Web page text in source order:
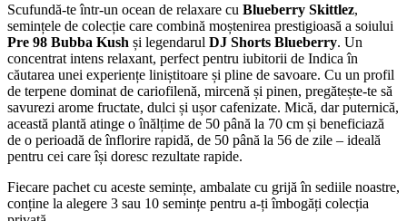
Scufundă-te într-un ocean de relaxare cu Blueberry Skittlez,
semințele de colecție care combină moștenirea prestigioasă a soiului
Pre 98 Bubba Kush și legendarul DJ Shorts Blueberry. Un
concentrat intens relaxant, perfect pentru iubitorii de Indica în
căutarea unei experiențe liniștitoare și pline de savoare. Cu un profil
de terpene dominat de cariofilenă, mircenă și pinen, pregătește-te să
savurezi arome fructate, dulci și ușor cafenizate. Mică, dar puternică,
această plantă atinge o înălțime de 50 până la 70 cm și beneficiază
de o perioadă de înflorire rapidă, de 50 până la 56 de zile – ideală
pentru cei care își doresc rezultate rapide.
Fiecare pachet cu aceste semințe, ambalate cu grijă în sediile noastre,
conține la alegere 3 sau 10 semințe pentru a-ți îmbogăți colecția